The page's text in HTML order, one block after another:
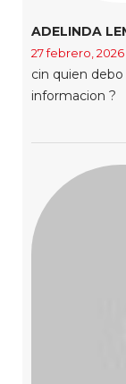
ADELINDA
27 febrero, 2026
cin quien
informacion ?